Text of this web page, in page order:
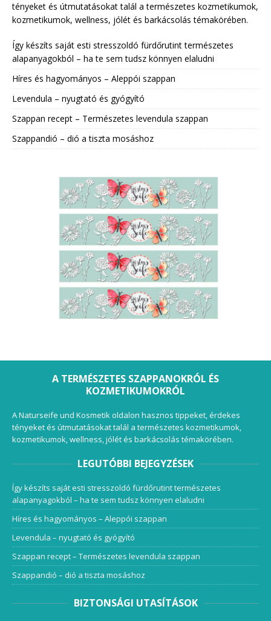
tényeket és útmutatásokat talál a természetes kozmetikumok,
kozmetikumok, wellness, jólét és barkácsolás témakörében.
Így készíts saját esti stresszoldó fürdőrutint természetes
alapanyagokból – ha te sem tudsz könnyen elaludni
Híres és hagyományos – Aleppói szappan
Levendula – nyugtató és gyógyító
Szappan recept – Természetes levendula szappan
Szappandió – dió a tiszta mosáshoz
A TERMÉSZETES SZAPPANOKRÓL ÉS
KOZMETIKUMOKRÓL
A Naturseife und Kosmetik oldalon hasznos tippeket, érdekes
tényeket és útmutatásokat talál a természetes kozmetikumok,
kozmetikumok, wellness, jólét és barkácsolás témakörében.
LEGUTÓBBI BEJEGYZÉSEK
Így készíts saját esti stresszoldó fürdőrutint természetes
alapanyagokból – ha te sem tudsz könnyen elaludni
Híres és hagyományos – Aleppói szappan
Levendula – nyugtató és gyógyító
Szappan recept – Természetes levendula szappan
Szappandió – dió a tiszta mosáshoz
BIZTONSÁGI UTASÍTÁSOK